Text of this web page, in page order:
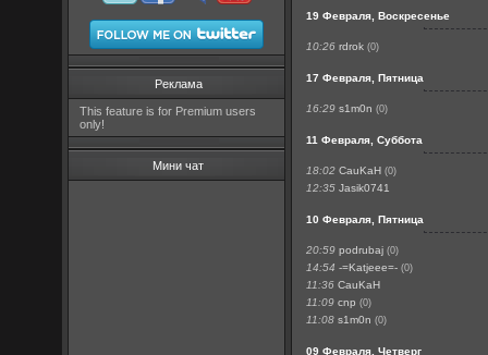
Реклама
This feature is for Premium users
only!
Мини чат
19 Февраля, Воскресенье
10:26 rdrok (0)
17 Февраля, Пятница
16:29 s1m0n (0)
11 Февраля, Суббота
18:02 CauKaH (0)
12:35 Jasik0741
10 Февраля, Пятница
20:59 podrubaj (0)
14:54 -=Katjeee=- (0)
11:36 CauKaH
11:09 cnp (0)
11:08 s1m0n (0)
09 Февраля, Четверг